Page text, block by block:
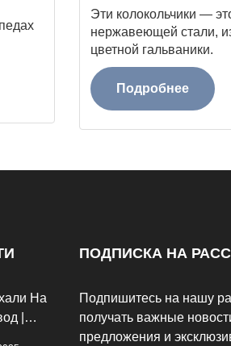
Эти колокольчики —
нержавеющей стали,
цветной гальваники.
Подробнее
На
|
ПОДПИСКА НА
Подпишитесь на нашу
получать важные
предложения и